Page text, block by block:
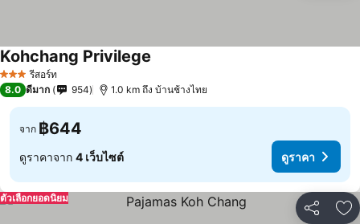
3 ดาว รีสอร์ท
Kohchang Privilege
8.0 ดีมาก 954 1.0 km ถึง บ้านช้างไทย
จาก ฿644
ดูราคาจาก 4 เว็บไซต์ ดูราคา
แชร์ เ
ตัวเลือกยอดนิยม